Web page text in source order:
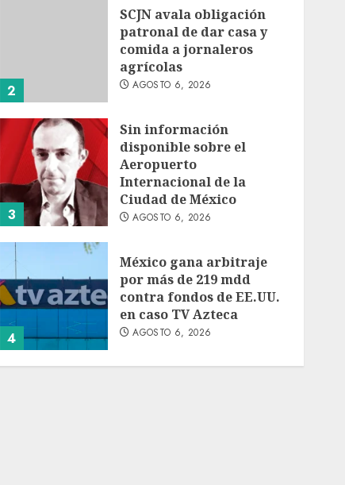
2
SCJN avala obligación
patronal de dar casa y
comida a jornaleros
agrícolas
AGOSTO 6, 2026
3
Sin información
disponible sobre el
Aeropuerto
Internacional de la
Ciudad de México
AGOSTO 6, 2026
4
México gana arbitraje
por más de 219 mdd
contra fondos de EE.UU.
en caso TV Azteca
AGOSTO 6, 2026